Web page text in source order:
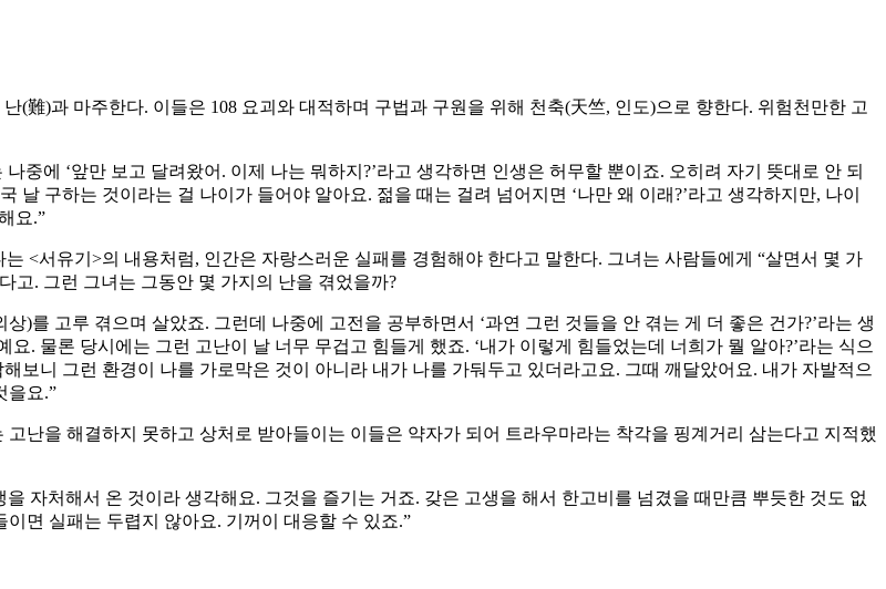
(難)과 마주한다. 이들은 108 요괴와 대적하며 구법과 구원을 위해 천축(天竺, 인도)으로 향한다. 위험천만한 고
중에 ‘앞만 보고 달려왔어. 이제 나는 뭐하지?’라고 생각하면 인생은 허무할 뿐이죠. 오히려 자기 뜻대로 안 되
구하는 것이라는 걸 나이가 들어야 알아요. 젊을 때는 걸려 넘어지면 ‘나만 왜 이래?’라고 생각하지만, 나이
요.”
<서유기>의 내용처럼, 인간은 자랑스러운 실패를 경험해야 한다고 말한다. 그녀는 사람들에게 “살면서 몇 가
고. 그런 그녀는 그동안 몇 가지의 난을 겪었을까?
)를 고루 겪으며 살았죠. 그런데 나중에 고전을 공부하면서 ‘과연 그런 것들을 안 겪는 게 더 좋은 건가?’라는 생
. 물론 당시에는 그런 고난이 날 너무 무겁고 힘들게 했죠. ‘내가 이렇게 힘들었는데 너희가 뭘 알아?’라는 식으
보니 그런 환경이 나를 가로막은 것이 아니라 내가 나를 가둬두고 있더라고요. 그때 깨달았어요. 내가 자발적으
을요.”
난을 해결하지 못하고 상처로 받아들이는 이들은 약자가 되어 트라우마라는 착각을 핑계거리 삼는다고 지적했
자처해서 온 것이라 생각해요. 그것을 즐기는 거죠. 갖은 고생을 해서 한고비를 넘겼을 때만큼 뿌듯한 것도 없
면 실패는 두렵지 않아요. 기꺼이 대응할 수 있죠.”